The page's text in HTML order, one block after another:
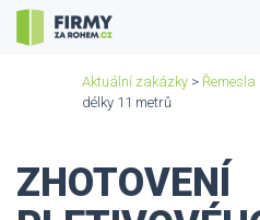
Aktuální zakázky > Řemesla
délky 11 metrů
ZHOTOVENÍ